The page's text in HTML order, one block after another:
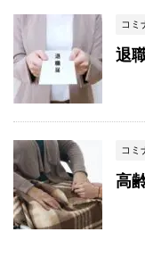
コミ
退
コミ
高